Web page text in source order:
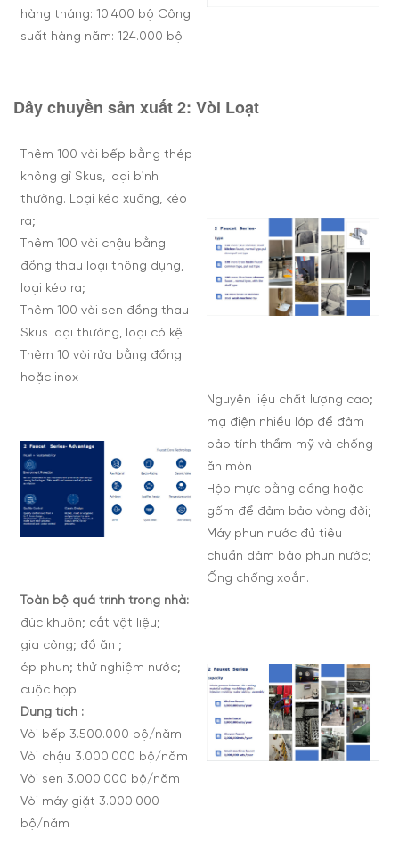
hàng tháng: 10.400 bộ Công
suất hàng năm: 124.000 bộ
Dây chuyền sản xuất 2: Vòi Loạt
Thêm 100 vòi bếp bằng thép
không gỉ Skus, loại bình
thường. Loại kéo xuống, kéo
ra;
Thêm 100 vòi chậu bằng
đồng thau loại thông dụng,
loại kéo ra;
Thêm 100 vòi sen đồng thau
Skus loại thường, loại có kệ
Thêm 10 vòi rửa bằng đồng
hoặc inox
Nguyên liệu chất lượng cao;
mạ điện nhiều lớp để đảm
bảo tính thẩm mỹ và chống
ăn mòn
Hộp mực bằng đồng hoặc
gốm để đảm bảo vòng đời;
Máy phun nước đủ tiêu
chuẩn đảm bảo phun nước;
Ống chống xoắn.
Toàn bộ quá trình trong nhà:
đúc khuôn; cắt vật liệu;
gia công; đồ ăn ;
ép phun; thử nghiệm nước;
cuộc họp
Dung tích :
Vòi bếp 3.500.000 bộ/năm
Vòi chậu 3.000.000 bộ/năm
Vòi sen 3.000.000 bộ/năm
Vòi máy giặt 3.000.000
bộ/năm